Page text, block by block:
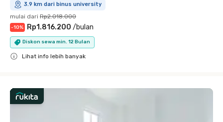
3.9 km dari binus university
mulai dari Rp2.018.000
-10% Rp1.816.200 /bulan
Diskon sewa min. 12 Bulan
Lihat info lebih banyak